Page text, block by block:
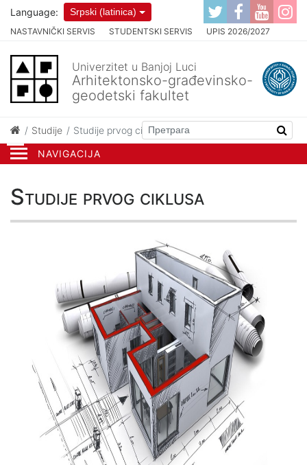
NAVIGACIJA
NASTAVNIČKI SERVIS STUDENTSKI SERVIS UPIS 2026/2027
Language: Srpski (latinica)
Univerzitet u Banjoj Luci
Arhitektonsko-građevinsko-
geodetski fakultet
Studije Studije prvog ciklusa
Studije prvog ciklusa